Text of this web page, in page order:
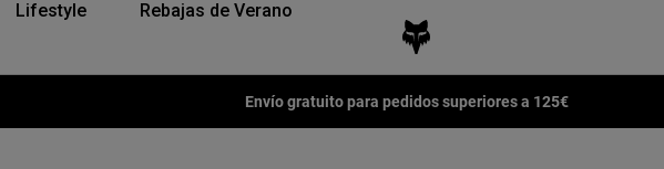
Lifestyle Rebajas de Verano
Envío gratuito para pedidos superiores a 125€